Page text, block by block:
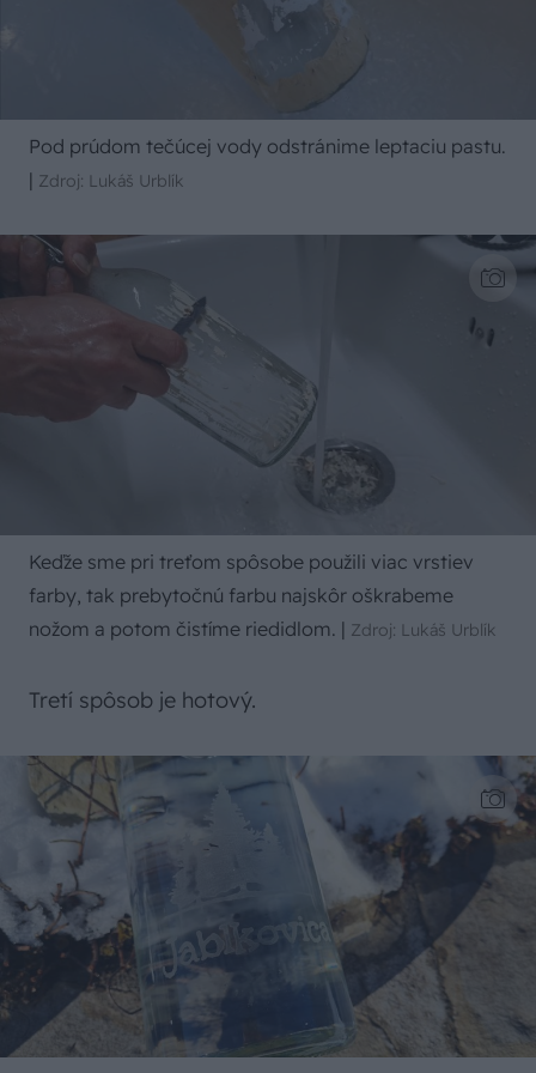
Pod prúdom tečúcej vody odstránime leptaciu pastu.
| Zdroj: Lukáš Urblík
Keďže sme pri treťom spôsobe použili viac vrstiev
farby, tak prebytočnú farbu najskôr oškrabeme
nožom a potom čistíme riedidlom. | Zdroj: Lukáš Urblík
Tretí spôsob je hotový.